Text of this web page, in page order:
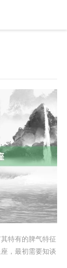
特有的脾气特征
，最初需要知谈